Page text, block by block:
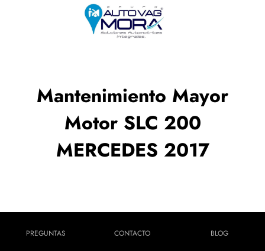
Mantenimiento Mayor
Motor SLC 200
MERCEDES 2017
PREGUNTAS CONTACTO BLOG